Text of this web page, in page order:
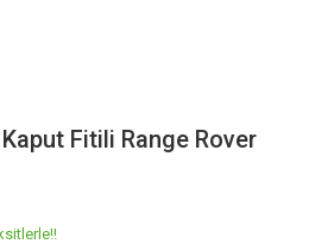
Fitili Range Rover